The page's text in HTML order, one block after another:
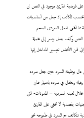
على فرضية القارئ موجود في النص ان
تحسب للكاتب إذ جعل من أساسيات
مما أغنى العمل السردي الضخم
في النص وكيف يصل بيسر إلى مخيلة
فمن الأفضل تتيسير المداخل إليها
عال بوظيفة السرد حين جعل سرده
وتعامل في سرده بامتياز فنان
لعبته السردية – المدونات- التي
بقصدية لا تخفى على القارئ
تتكاتف مع السرد في طموحه نحو